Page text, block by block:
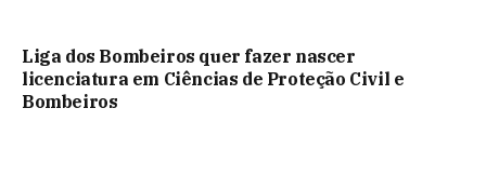
Liga dos Bombeiros quer fazer nascer
licenciatura em Ciências de Proteção Civil e
Bombeiros